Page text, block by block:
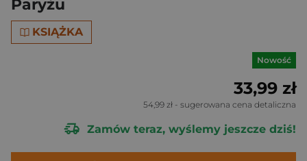
Paryżu
KSIĄŻKA
Nowość
33,99 zł
54,99 zł - sugerowana cena detaliczna
Zamów teraz, wyślemy jeszcze dziś!